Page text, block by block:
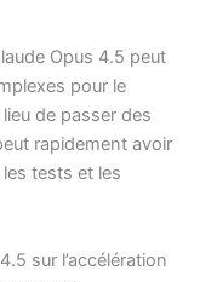
Opus 4.5 peut
pour le
de passer des
rapidement avoir
tests et les
sur l’accélération